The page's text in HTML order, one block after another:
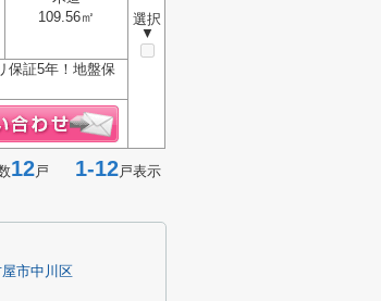
選択
▼
109.56㎡
証5年！地盤保
12戸 1-12戸表示
市中川区